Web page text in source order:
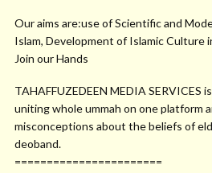
Our aims are:use of Scientific and
Islam, Development of Islamic Culture
Join our Hands
TAHAFFUZEDEEN MEDIA SERVICES
uniting whole ummah on one platform
misconceptions about the beliefs of
deoband.
=======================